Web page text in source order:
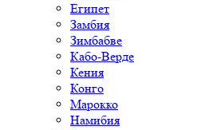
Египет
Замбия
Зимбабве
Кабо-Верде
Кения
Конго
Марокко
Намибия